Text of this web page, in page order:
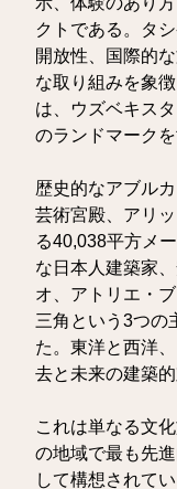
クトである。タ
開放性、国際的
な取り組みを象
は、ウズベキス
のランドマーク
歴史的なアブル
芸術宮殿、アリ
る40,038平方メ
な日本人建築家
オ、アトリエ・
三角という3つの
た。東洋と西洋
去と未来の建築
これは単なる文
の地域で最も先
して構想されて